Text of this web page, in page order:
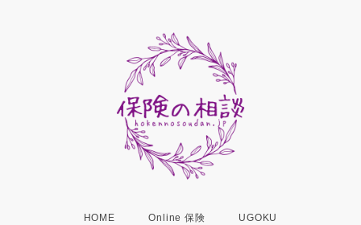
HOME Online 保険 UGOKU